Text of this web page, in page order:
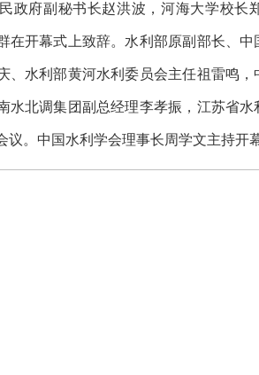
政府副秘书长赵洪波，河海大学校长
在开幕式上致辞。水利部原副部长、
、水利部黄河水利委员会主任祖雷鸣
水北调集团副总经理李孝振，江苏省
议。中国水利学会理事长周学文主持开